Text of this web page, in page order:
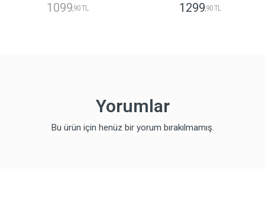
1099,90 TL 1299,90 TL
Yorumlar
Bu ürün için henüz bir yorum bırakılmamış.